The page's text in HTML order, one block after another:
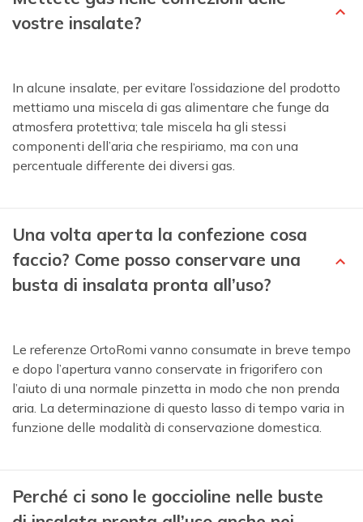
vostre insalate?
In alcune insalate, per evitare l’ossidazione del prodotto
mettiamo una miscela di gas alimentare che funge da
atmosfera protettiva; tale miscela ha gli stessi
componenti dell’aria che respiriamo, ma con una
percentuale differente dei diversi gas.
Una volta aperta la confezione cosa
faccio? Come posso conservare una
busta di insalata pronta all’uso?
Le referenze OrtoRomi vanno consumate in breve tempo
e dopo l’apertura vanno conservate in frigorifero con
l’aiuto di una normale pinzetta in modo che non prenda
aria. La determinazione di questo lasso di tempo varia in
funzione delle modalità di conservazione domestica.
Perché ci sono le goccioline nelle buste